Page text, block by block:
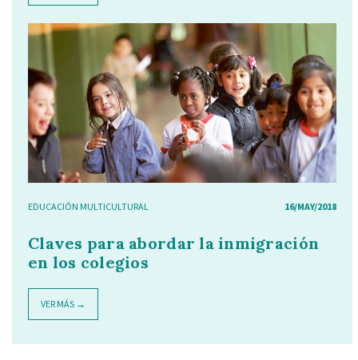
EDUCACIÓN MULTICULTURAL 16/MAY/2018
Claves para abordar la inmigración
en los colegios
VER MÁS →